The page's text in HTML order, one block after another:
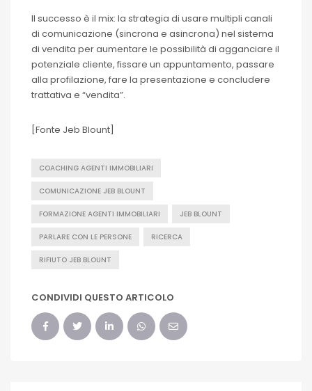
Il successo è il mix: la strategia di usare multipli canali
di comunicazione (sincrona e asincrona) nel sistema
di vendita per aumentare le possibilità di agganciare il
potenziale cliente, fissare un appuntamento, passare
alla profilazione, fare la presentazione e concludere
trattativa e “vendita”.
[Fonte Jeb Blount]
COACHING AGENTI IMMOBILIARI
COMUNICAZIONE JEB BLOUNT
FORMAZIONE AGENTI IMMOBILIARI JEB BLOUNT
PARLARE CON LE PERSONE RICERCA
RIFIUTO JEB BLOUNT
CONDIVIDI QUESTO ARTICOLO